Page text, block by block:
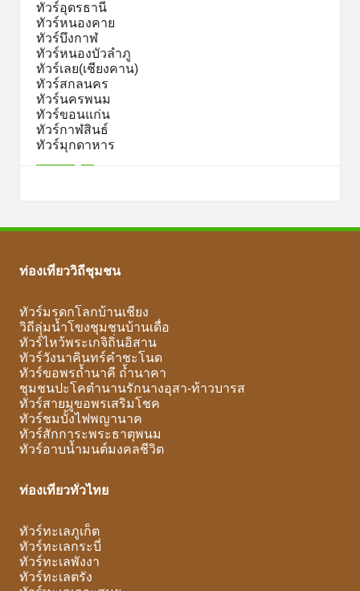
ทัวร์อุดรธานี
ทัวร์หนองคาย
ทัวร์บึงกาฬ
ทัวร์หนองบัวลำภู
ทัวร์เลย(เชียงคาน)
ทัวร์สกลนคร
ทัวร์นครพนม
ทัวร์ขอนแก่น
ทัวร์กาฬสินธ์
ทัวร์มุกดาหาร
ท่องเที่ยววิถีชุมชน
ทัวร์มรดกโลกบ้านเชียง
วิถีลุ่มน้ำโขงชุมชนบ้านเดื่อ
ทัวร์ไหว้พระเกจิถิ่นอิสาน
ทัวร์วังนาคินทร์คำชะโนด
ทัวร์ขอพรถ้ำนาคี ถ้ำนาคา
ชุมชนปะโคตำนานรักนางอุสา-ท้าวบารส
ทัวร์สายมูขอพรเสริมโชค
ทัวร์ชมบั้งไฟพญานาค
ทัวร์สักการะพระธาตุพนม
ทัวร์อาบน้ำมนต์มงคลชีวิต
ท่องเที่ยวทั่วไทย
ทัวร์ทะเลภูเก็ต
ทัวร์ทะเลกระบี่
ทัวร์ทะเลพังงา
ทัวร์ทะเลตรัง